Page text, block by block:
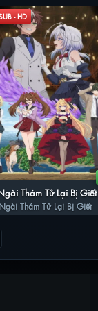
- HD
Thám Tử Lại Bị Giết
Ngài Thám Tử Lại Bị Giết